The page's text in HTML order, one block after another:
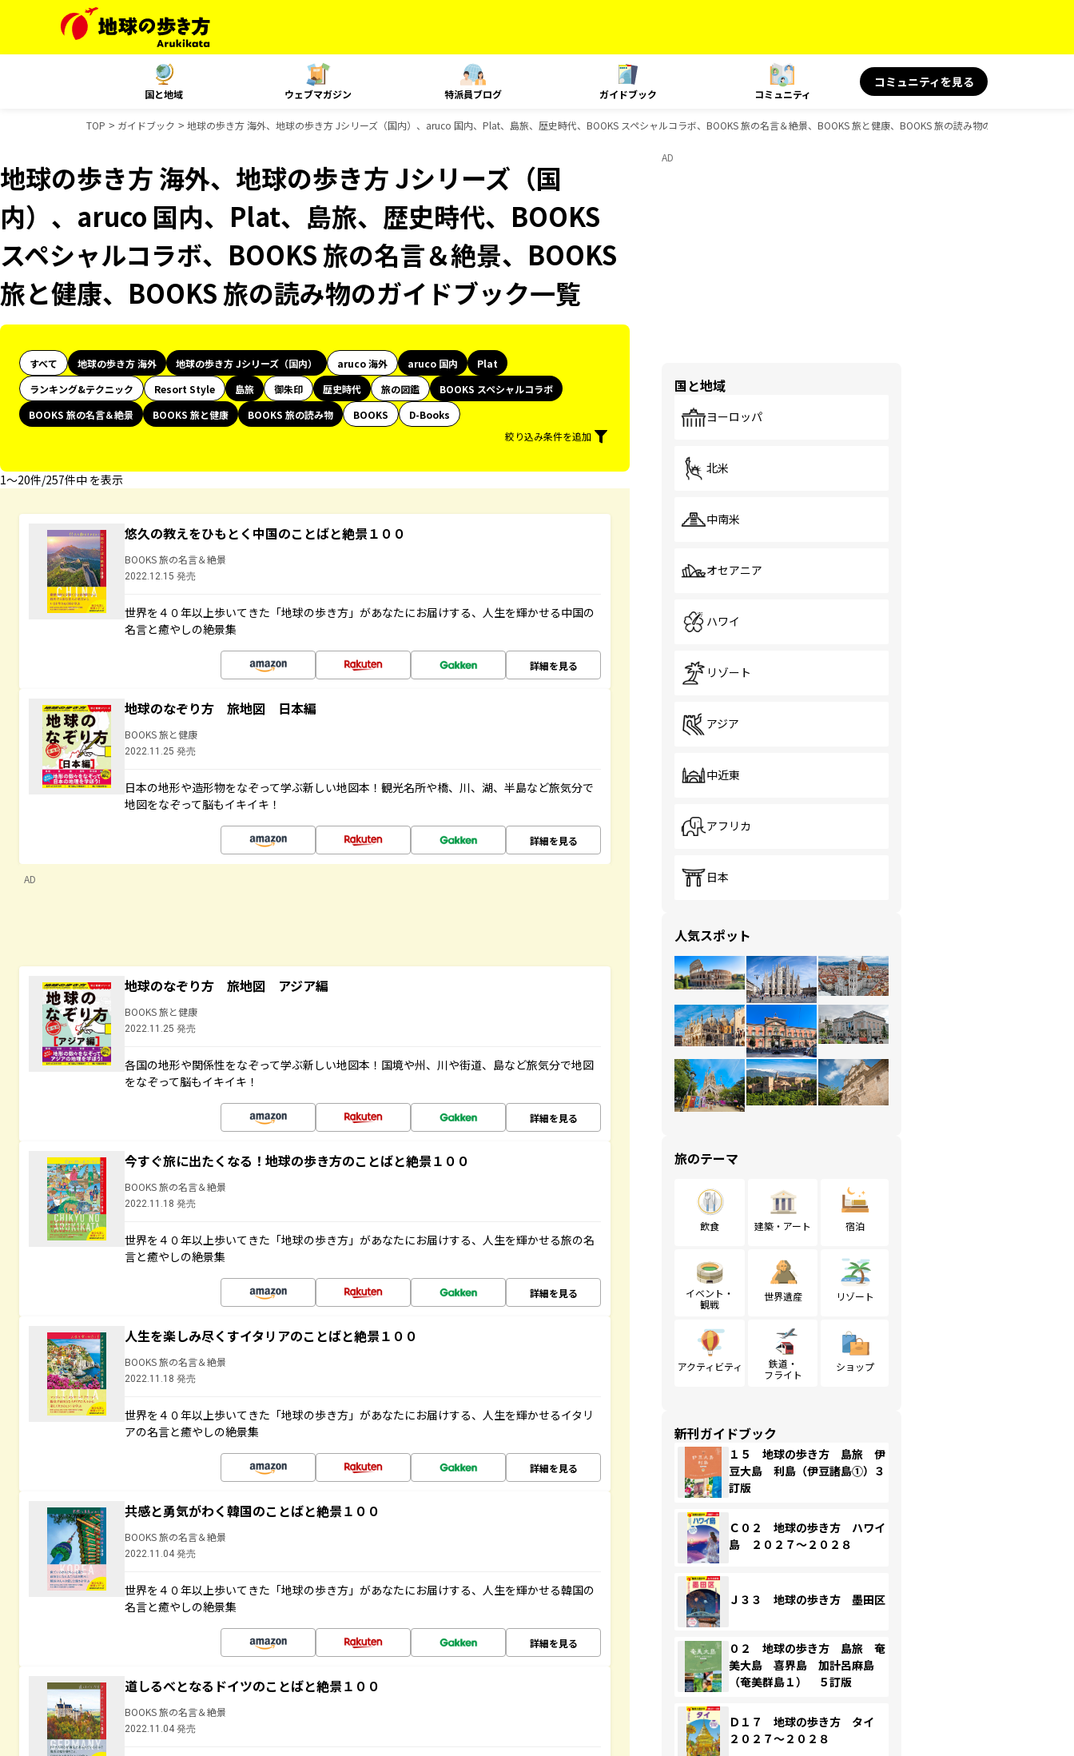
国と地域 ウェブマガジン 特派員ブログ ガイドブック コミュニティ
コミュニティを見る
TOP ガイドブック 地球の歩き方 海外、地球の歩き方 Jシリーズ（国内）、aruco 国内、Plat、島旅、歴史時代、BOOKS スペシャルコラボ、BOOKS 旅の名言＆絶景、BOOKS 旅と健康、BOOKS 旅の読み物のガイドブック一覧
地球の歩き方 海外、地球の歩き方 Jシリーズ（国
内）、aruco 国内、Plat、島旅、歴史時代、BOOKS
スペシャルコラボ、BOOKS 旅の名言＆絶景、BOOKS
旅と健康、BOOKS 旅の読み物のガイドブック一覧
すべて 地球の歩き方 海外 地球の歩き方 Jシリーズ（国内） aruco 海外 aruco 国内
Plat
ランキング&テクニック
Resort Style 島旅 御朱印 歴史時代 旅の図鑑
BOOKS スペシャルコラボ
BOOKS 旅の名言＆絶景
BOOKS 旅と健康 BOOKS 旅の読み物 BOOKS
D-Books
絞り込み条件を追加
1〜20件/257件中 を表示
悠久の教えをひもとく中国のことばと絶景１００
BOOKS 旅の名言＆絶景
2022.12.15 発売
世界を４０年以上歩いてきた「地球の歩き方」があなたにお届けする、人生を輝かせる中国の
名言と癒やしの絶景集
詳細を見る
地球のなぞり方 旅地図 日本編
BOOKS 旅と健康
2022.11.25 発売
日本の地形や造形物をなぞって学ぶ新しい地図本！観光名所や橋、川、湖、半島など旅気分で
地図をなぞって脳もイキイキ！
詳細を見る
AD
地球のなぞり方 旅地図 アジア編
BOOKS 旅と健康
2022.11.25 発売
各国の地形や関係性をなぞって学ぶ新しい地図本！国境や州、川や街道、島など旅気分で地図
をなぞって脳もイキイキ！
詳細を見る
今すぐ旅に出たくなる！地球の歩き方のことばと絶景１００
BOOKS 旅の名言＆絶景
2022.11.18 発売
世界を４０年以上歩いてきた「地球の歩き方」があなたにお届けする、人生を輝かせる旅の名
言と癒やしの絶景集
詳細を見る
人生を楽しみ尽くすイタリアのことばと絶景１００
BOOKS 旅の名言＆絶景
2022.11.18 発売
世界を４０年以上歩いてきた「地球の歩き方」があなたにお届けする、人生を輝かせるイタリ
アの名言と癒やしの絶景集
詳細を見る
共感と勇気がわく韓国のことばと絶景１００
BOOKS 旅の名言＆絶景
2022.11.04 発売
世界を４０年以上歩いてきた「地球の歩き方」があなたにお届けする、人生を輝かせる韓国の
名言と癒やしの絶景集
詳細を見る
道しるべとなるドイツのことばと絶景１００
BOOKS 旅の名言＆絶景
2022.11.04 発売
AD
国と地域
ヨーロッパ
北米
中南米
オセアニア
ハワイ
リゾート
アジア
中近東
アフリカ
日本
人気スポット
旅のテーマ
飲食 建築・アート 宿泊
イベント・
観戦
世界遺産 リゾート
アクティビティ
鉄道・
フライト
ショップ
新刊ガイドブック
１５ 地球の歩き方 島旅 伊
豆大島 利島（伊豆諸島①）３
訂版
Ｃ０２ 地球の歩き方 ハワイ
島 ２０２７～２０２８
Ｊ３３ 地球の歩き方 墨田区
０２ 地球の歩き方 島旅 奄
美大島 喜界島 加計呂麻島
（奄美群島１） ５訂版
Ｄ１７ 地球の歩き方 タイ
２０２７～２０２８